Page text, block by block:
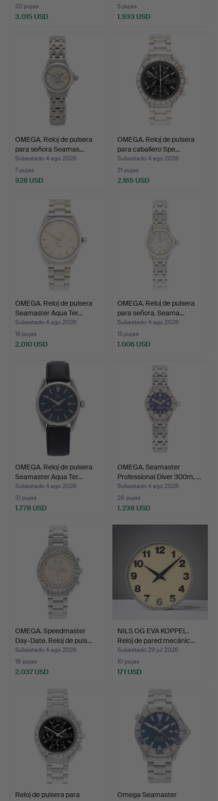
20 pujas
3.015 USD
seleccionado
5 pujas
1.933 USD
OMEGA. Reloj de pulsera
para señora Seamas…
Subastado 4 ago 2026
7 pujas
928 USD
OMEGA. Reloj de pulsera
para caballero Spe…
Subastado 4 ago 2026
31 pujas
2.165 USD
OMEGA. Reloj de pulsera
Seamaster Aqua Ter…
Subastado 4 ago 2026
16 pujas
2.010 USD
OMEGA. Reloj de pulsera
para señora. Seama…
Subastado 4 ago 2026
15 pujas
1.006 USD
OMEGA. Reloj de pulsera
Seamaster Aqua Ter…
Subastado 4 ago 2026
31 pujas
1.778 USD
OMEGA. Seamaster
Professional Diver 300m, …
Subastado 4 ago 2026
28 pujas
1.238 USD
OMEGA. Speedmaster
Day-Date. Reloj de puls…
Subastado 4 ago 2026
18 pujas
2.037 USD
NILS OG EVA KOPPEL.
Reloj de pared mecánic…
Subastado 29 jul 2026
10 pujas
171 USD
Reloj de pulsera para
Omega Seamaster